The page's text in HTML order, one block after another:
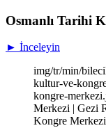
Osmanlı Tarihi
► İnceleyin
img/tr/min/
kultur-ve-
kongre-
Merkezi | Gezi
Kongre